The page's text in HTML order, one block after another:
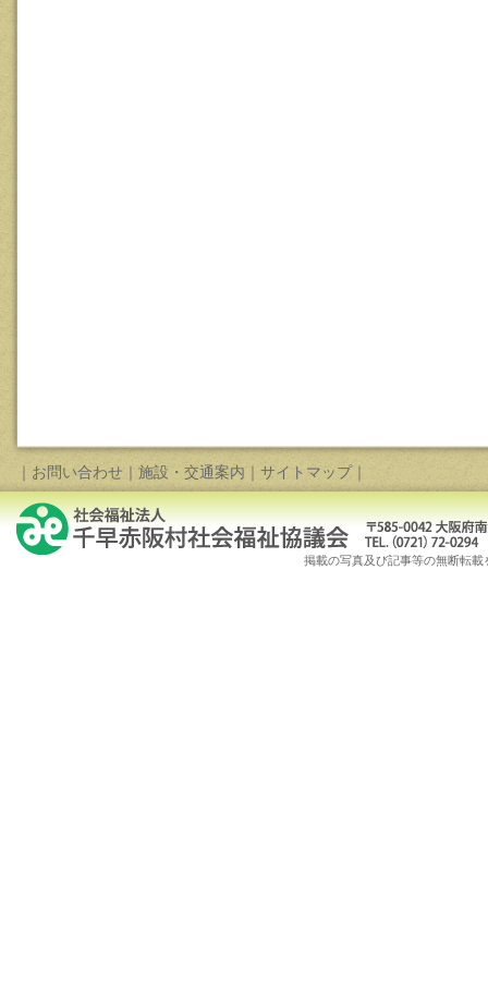
｜ お問い合わせ ｜ 施設・交通案内 ｜ サイトマップ｜
掲載の写真及び記事等の無断転